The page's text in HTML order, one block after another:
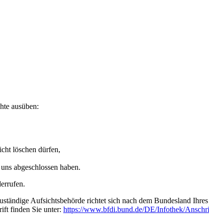
ausüben:
löschen dürfen,
abgeschlossen haben.
Aufsichtsbehörde richtet sich nach dem Bundesland
finden Sie unter: https://www.bfdi.bund.de/DE/Infothek/